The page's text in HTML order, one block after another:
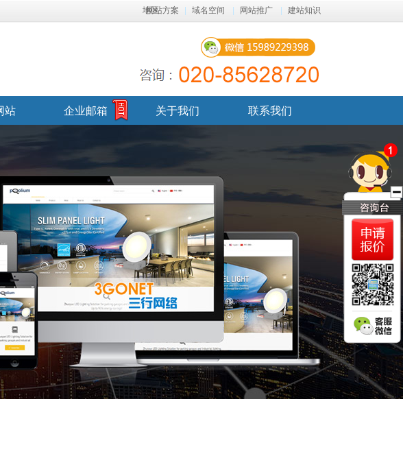
地区 建站知识
网站推广
域名空间
网站方案
站 企业邮箱 关于我们 联系我们